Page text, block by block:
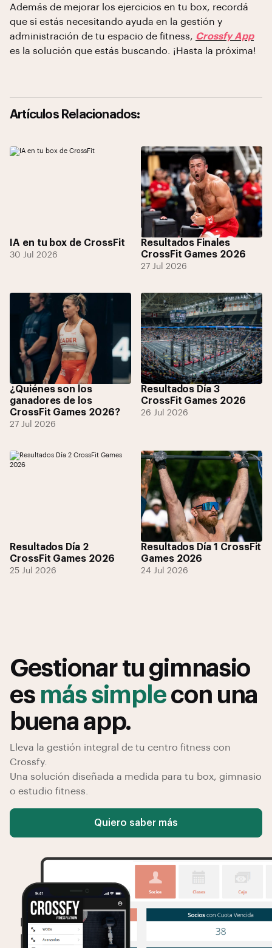
Además de mejorar los ejercicios en tu box, recordá
que si estás necesitando ayuda en la gestión y
administración de tu espacio de fitness, Crossfy App
es la solución que estás buscando. ¡Hasta la próxima!
Artículos Relacionados:
IA en tu box de CrossFit
30 Jul 2026
Resultados Finales
CrossFit Games 2026
27 Jul 2026
¿Quiénes son los
ganadores de los
CrossFit Games 2026?
27 Jul 2026
Resultados Día 3
CrossFit Games 2026
26 Jul 2026
Resultados Día 2
CrossFit Games 2026
25 Jul 2026
Resultados Día 1 CrossFit
Games 2026
24 Jul 2026
Gestionar tu gimnasio
es más simplecon una
buena app.
Lleva la gestión integral de tu centro fitness con
Crossfy.
Una solución diseñada a medida para tu box, gimnasio
o estudio fitness.
Quiero saber más